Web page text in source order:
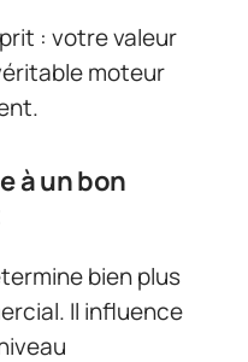
: votre valeur
moteur
à un bon
bien plus
Il influence